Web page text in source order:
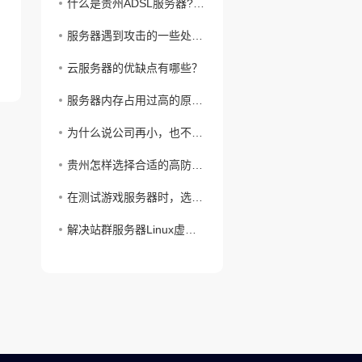
什么是贵州ADSL服务器?弹性主机
服务器遇到攻击的一些处理方法!裸金属服务器
云服务器的优缺点有哪些？
服务器内存占用过高的原因分析?单线主机
为什么说公司再小，也不能用免费虚拟主机
贵州怎样选择合适的高防服务器呢?BGP服务器
在测试游戏服务器时，选择贵州服务器更可靠
解决站群服务器Linux虚拟机下载过慢问题